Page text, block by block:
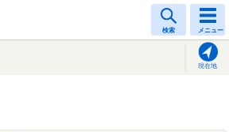
検索 メニュー
現在地